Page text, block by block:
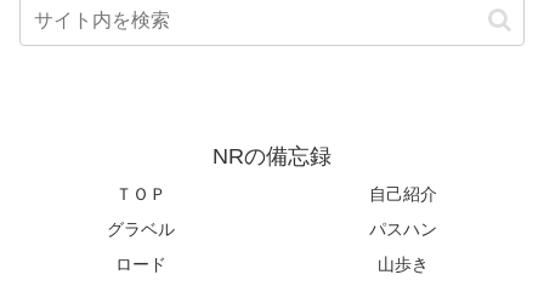
NRの備忘録
ＴＯＰ
自己紹介
グラベル
パスハン
ロード
山歩き